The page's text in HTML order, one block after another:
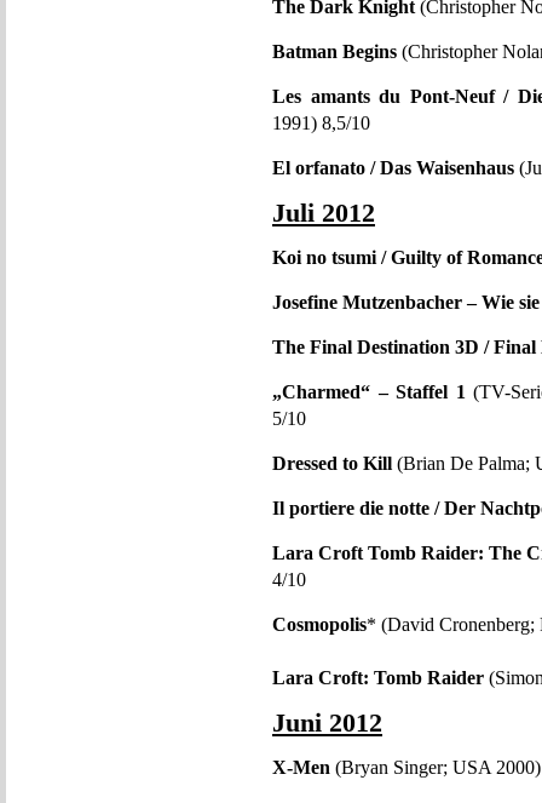
The Dark Knight (Christopher
Batman Begins (Christopher
Les amants du Pont-Neuf /
1991) 8,5/10
El orfanato / Das Waisenhaus
Juli 2012
Koi no tsumi / Guilty of
Josefine Mutzenbacher – Wie
The Final Destination 3D /
„Charmed“ – Staffel 1 (TV-
5/10
Dressed to Kill (Brian De Palma;
Il portiere die notte / Der
Lara Croft Tomb Raider: The
4/10
Cosmopolis* (David
Lara Croft: Tomb Raider
Juni 2012
X-Men (Bryan Singer; USA